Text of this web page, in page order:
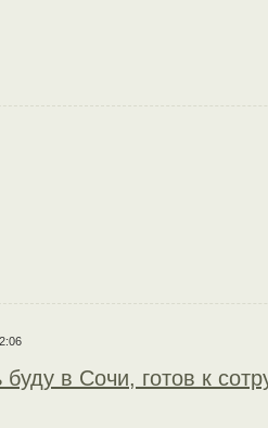
в Сочи, готов к